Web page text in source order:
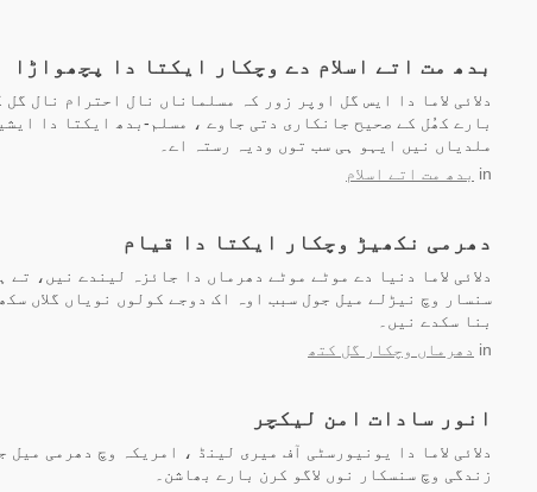
بدھ مت اتے اسلام دے وچکار ایکتا دا پچھواڑا
دلائی لاما دا ایس گل اوپر زور کہ مسلماناں نال احترام نال
بارے کھُل کے صحیح جانکاری دتی جاوے ، مسلم-بدھ ایکتا دا
ملدیاں نیں ایہو ہی سب توں ودیہ رستہ اے۔
in بدھ مت اتے اسلام
دھرمی نکھیڑ وچکار ایکتا دا قیام
دلائی لاما دنیا دے موٹے موٹے دھرماں دا جائزہ لیندے نیں،
سنسار وچ نیڑلے میل جول سبب اوہ اک دوجے کولوں نویاں گلاں
بنا سکدے نیں۔
in دھرماں وچکار گل کتھ
انور سادات امن لیکچر
دلائی لاما دا یونیورسٹی آف میری لینڈ ، امریکہ وچ دھرمی
زندگی وچ سنسکار نوں لاگو کرن بارے بھاشن۔